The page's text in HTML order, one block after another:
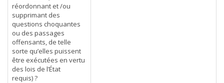
réordonnant et /ou
supprimant des
questions choquantes
ou des passages
offensants, de telle
sorte qu’elles puissent
être exécutées en vertu
des lois de l’État
requis) ?